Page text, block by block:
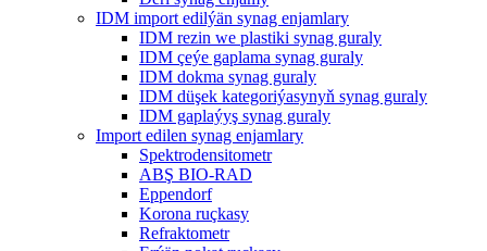
IDM import edilýän synag enjamlary
IDM rezin we plastiki synag guraly
IDM çeýe gaplama synag guraly
IDM dokma synag guraly
IDM düşek kategoriýasynyň synag guraly
IDM gaplaýyş synag guraly
Import edilen synag enjamlary
Spektrodensitometr
ABŞ BIO-RAD
Eppendorf
Korona ruçkasy
Refraktometr